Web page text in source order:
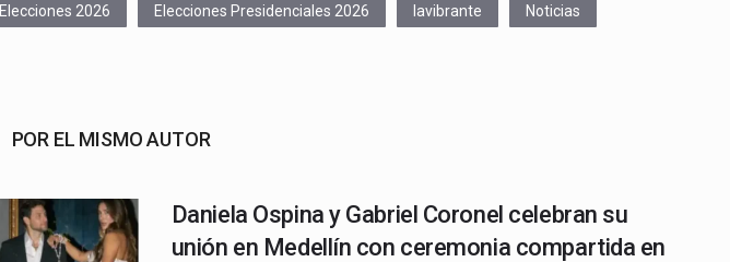
Elecciones 2026 Elecciones Presidenciales 2026 lavibrante Noticias
POR EL MISMO AUTOR
Daniela Ospina y Gabriel Coronel celebran su
unión en Medellín con ceremonia compartida en